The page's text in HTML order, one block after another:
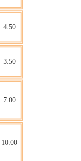
4.50
3.50
7.00
10.00